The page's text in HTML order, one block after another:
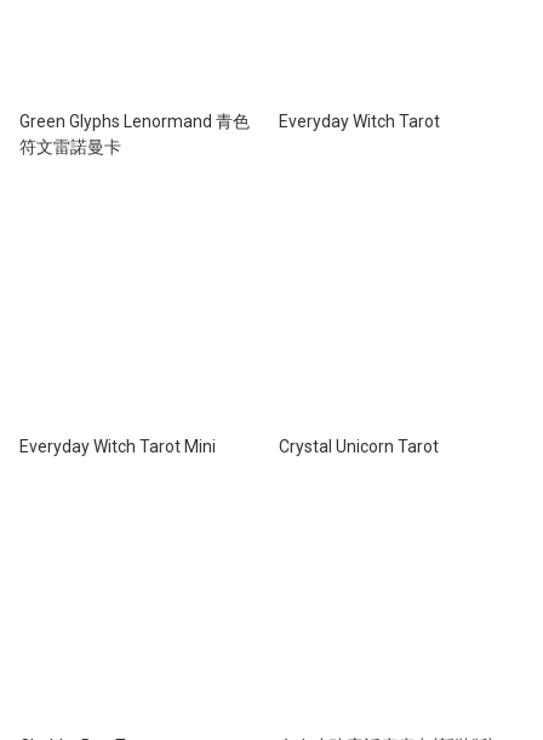
Green Glyphs Lenormand 青色
符文雷諾曼卡
Everyday Witch Tarot
Everyday Witch Tarot Mini Crystal Unicorn Tarot